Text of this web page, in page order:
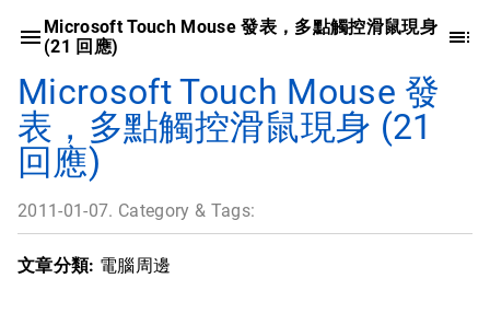
Microsoft Touch Mouse 發表，多點觸控滑鼠現身
(21 回應)
Microsoft Touch Mouse 發
表，多點觸控滑鼠現身 (21
回應)
2011-01-07. Category & Tags:
文章分類: 電腦周邊